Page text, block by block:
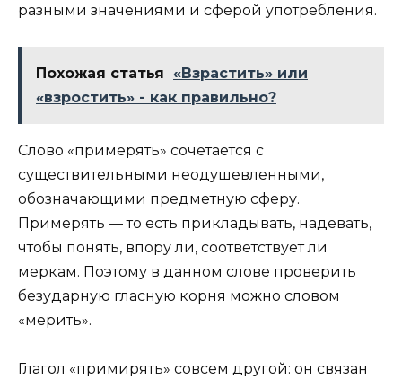
разными значениями и сферой употребления.
Похожая статья
«Взрастить» или
«взростить» - как правильно?
Слово «примерять» сочетается с
существительными неодушевленными,
обозначающими предметную сферу.
Примерять — то есть прикладывать, надевать,
чтобы понять, впору ли, соответствует ли
меркам. Поэтому в данном слове проверить
безударную гласную корня можно словом
«мерить».
Глагол «примирять» совсем другой: он связан